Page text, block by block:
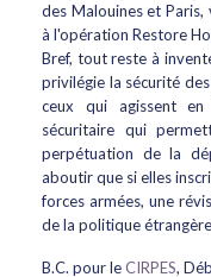
des Malouines et
à l'opération Restore
Bref, tout reste à
privilégie la sécurité
ceux qui agissent
sécuritaire qui
perpétuation de la
aboutir que si elles
forces armées, une
de la politique
B.C. pour leCIRPES,